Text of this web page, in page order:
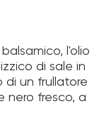
l'olio
di sale in
di un frullatore
nero fresco, a